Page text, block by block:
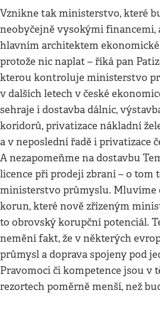
Vznikne tak ministerstvo, které
neobyčejně vysokými financemi,
hlavním architektem
protože nic naplat – říká pan
kterou kontroluje ministerstvo
v dalších letech v české
sehraje i dostavba dálnic,
koridorů, privatizace nákladní
a v neposlední řadě i privatizace
A nezapomeňme na dostavbu
licence při prodeji zbraní – o tom
ministerstvo průmyslu. Mluvíme
korun, které nově zřízeným
to obrovský korupční potenciál.
nemění fakt, že v některých
průmysl a doprava spojeny pod
Pravomoci či kompetence jsou v
rezortech poměrně menší, než